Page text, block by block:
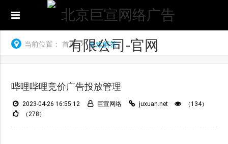
当前位置： 首页 疑难解答
哔哩哔哩竞价广告投放管理
2023-04-26 16:55:12 巨宣网络 juxuan.net
（134）
（278）